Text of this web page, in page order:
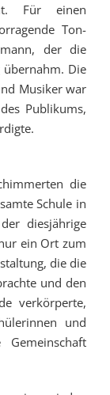
Für einen
Ton-
der die
übernahm. Die
Musiker war
Publikums,
die
Schule in
diesjährige
ein Ort zum
die die
und den
verkörperte,
und